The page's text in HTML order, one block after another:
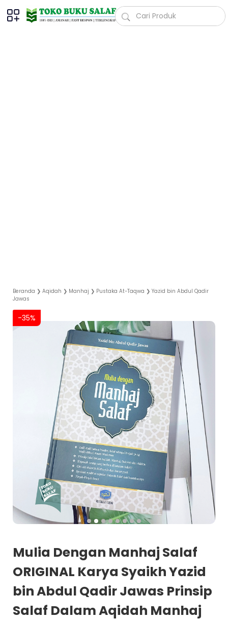
Beranda ❯ Aqidah ❯ Manhaj ❯ Pustaka At-Taqwa ❯ Yazid bin Abdul Qadir
Jawas
-35%
Mulia Dengan Manhaj Salaf
ORIGINAL Karya Syaikh Yazid
bin Abdul Qadir Jawas Prinsip
Salaf Dalam Aqidah Manhaj